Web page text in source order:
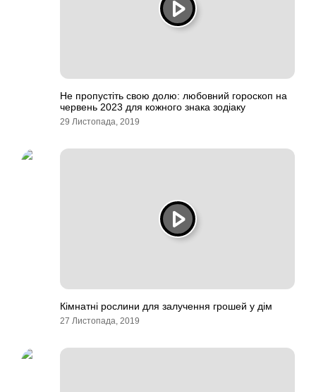
Не пропустіть свою долю: любовний гороскоп на
червень 2023 для кожного знака зодіаку
29 Листопада, 2019
Кімнатні рослини для залучення грошей у дім
27 Листопада, 2019